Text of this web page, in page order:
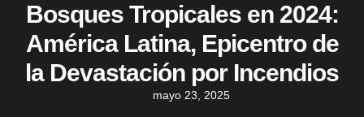
Bosques Tropicales en 2024:
América Latina, Epicentro de
la Devastación por Incendios
mayo 23, 2025